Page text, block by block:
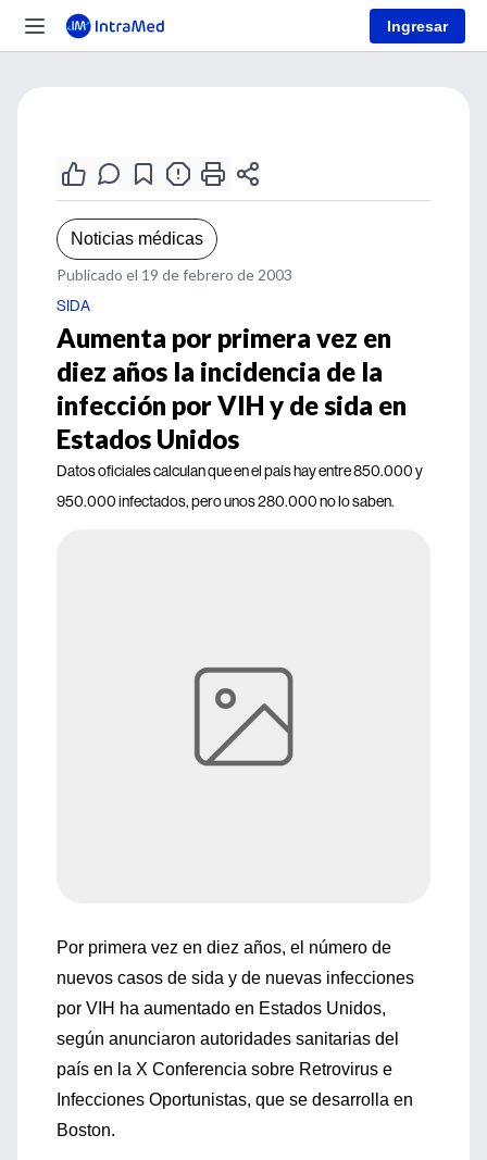
Ingresar
Noticias médicas
Publicado el 19 de febrero de 2003
SIDA
Aumenta por primera vez en
diez años la incidencia de la
infección por VIH y de sida en
Estados Unidos
Datos oficiales calculan que en el país hay entre 850.000 y
950.000 infectados, pero unos 280.000 no lo saben.
Por primera vez en diez años, el número de
nuevos casos de sida y de nuevas infecciones
por VIH ha aumentado en Estados Unidos,
según anunciaron autoridades sanitarias del
país en la X Conferencia sobre Retrovirus e
Infecciones Oportunistas, que se desarrolla en
Boston.